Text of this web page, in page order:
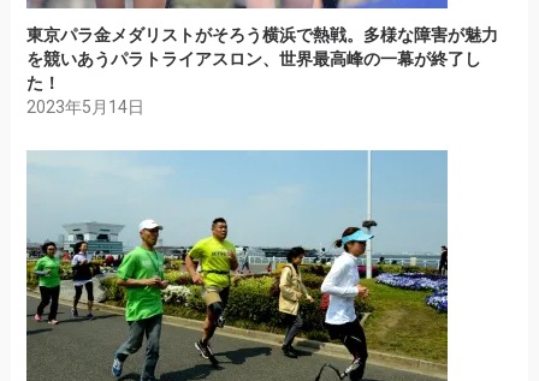
東京パラ金メダリストがそろう横浜で熱戦。多様な障害が魅力
を競いあうパラトライアスロン、世界最高峰の一幕が終了し
た！
2023年5月14日